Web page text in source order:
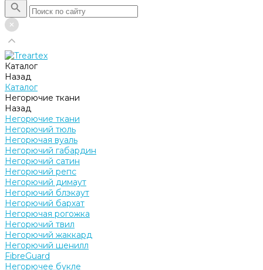
Каталог
Назад
Каталог
Негорючие ткани
Назад
Негорючие ткани
Негорючий тюль
Негорючая вуаль
Негорючий габардин
Негорючий сатин
Негорючий репс
Негорючий димаут
Негорючий блэкаут
Негорючий бархат
Негорючая рогожка
Негорючий твил
Негорючий жаккард
Негорючий шенилл
FibreGuard
Негорючее букле